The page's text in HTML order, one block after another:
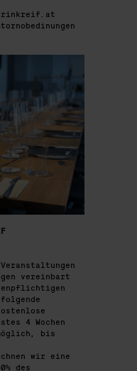
vereinbart
4 Wochen
bis
wir eine
des